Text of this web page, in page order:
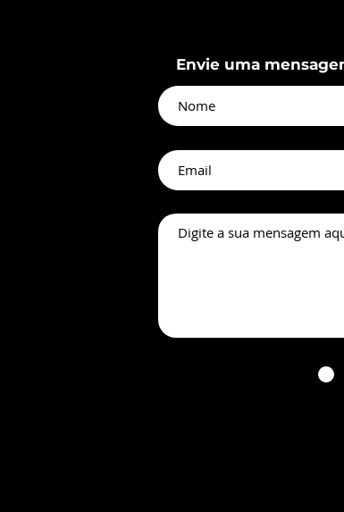
Científico do 8º
Nacional de
Estética já está
13th
Envie uma